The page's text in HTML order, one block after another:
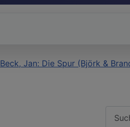
Beck, Jan: Die Spur (Björk &